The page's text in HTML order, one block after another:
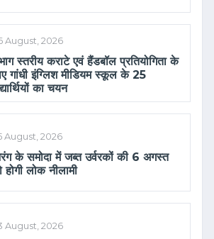
August, 2026
स्तरीय कराटे एवं हैंडबॉल प्रतियोगिता के
गांधी इंग्लिश मीडियम स्कूल के 25
का चयन
August, 2026
के समोदा में जब्त उर्वरकों की 6 अगस्त
होगी लोक नीलामी
August, 2026